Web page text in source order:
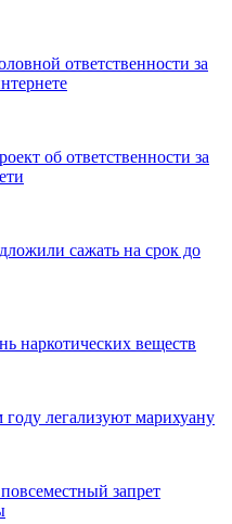
ответственности за
об ответственности за
сажать на срок до
наркотических веществ
легализуют марихуану
запрет